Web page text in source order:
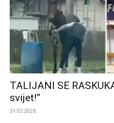
TALIJANI SE
svijet!”
31.03.2026.